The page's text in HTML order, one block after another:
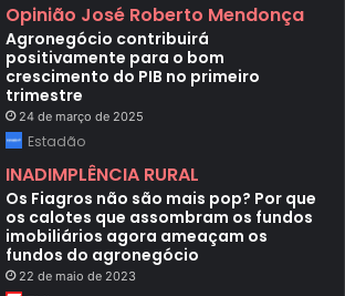
Opinião José Roberto Mendonça
Agronegócio contribuirá
positivamente para o bom
crescimento do PIB no primeiro
trimestre
24 de março de 2025
Estadão
INADIMPLÊNCIA RURAL
Os Fiagros não são mais pop? Por que
os calotes que assombram os fundos
imobiliários agora ameaçam os
fundos do agronegócio
22 de maio de 2023